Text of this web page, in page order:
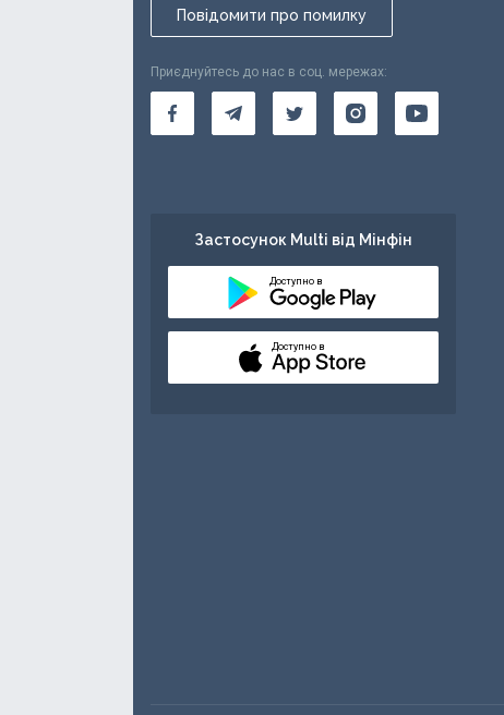
Повідомити про помилку
Приєднуйтесь до нас в соц. мережах:
Застосунок Multi від Мінфін
Доступно в
Доступно в